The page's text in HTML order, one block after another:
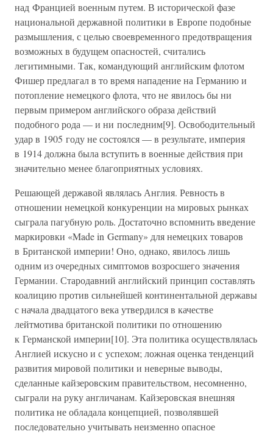
над Францией военным путем. В исторической фазе
национальной державной политики в Европе подобные
размышления, с целью своевременного предотвращения
возможных в будущем опасностей, считались
легитимными. Так, командующий английским флотом
Фишер предлагал в то время нападение на Германию и
потопление немецкого флота, что не явилось бы ни
первым примером английского образа действий
подобного рода — и ни последним[9]. Освободительный
удар в 1905 году не состоялся — в результате, империя
в 1914 должна была вступить в военные действия при
значительно менее благоприятных условиях.
Решающей державой являлась Англия. Ревность в
отношении немецкой конкуренции на мировых рынках
сыграла пагубную роль. Достаточно вспомнить введение
маркировки «Made in Germany» для немецких товаров
в Британской империи! Оно, однако, явилось лишь
одним из очередных симптомов возросшего значения
Германии. Стародавний английский принцип составлять
коалицию против сильнейшей континентальной державы
с начала двадцатого века утвердился в качестве
лейтмотива британской политики по отношению
к Германской империи[10]. Эта политика осуществлялась
Англией искусно и с успехом; ложная оценка тенденций
развития мировой политики и неверные выводы,
сделанные кайзеровским правительством, несомненно,
сыграли на руку англичанам. Кайзеровская внешняя
политика не обладала концепцией, позволявшей
последовательно учитывать неизменно опасное